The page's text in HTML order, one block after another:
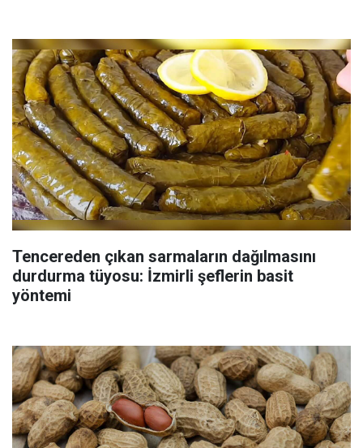
Tencereden çıkan sarmaların dağılmasını
durdurma tüyosu: İzmirli şeflerin basit
yöntemi